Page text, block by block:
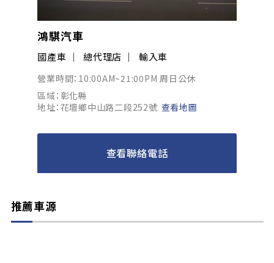
鴻騏汽車
國產車 總代理店 輸入車
營業時間：10:00AM~21:00PM 周日公休
區域：彰化縣
地址：花壇鄉中山路二段252號 查看地圖
查看聯絡電話
推薦車源